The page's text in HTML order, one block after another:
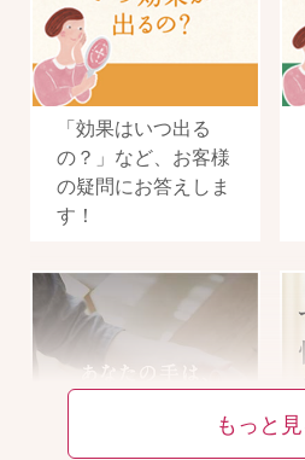
「効果はいつ出る
の？」など、お客様
の疑問にお答えしま
す！
もっと